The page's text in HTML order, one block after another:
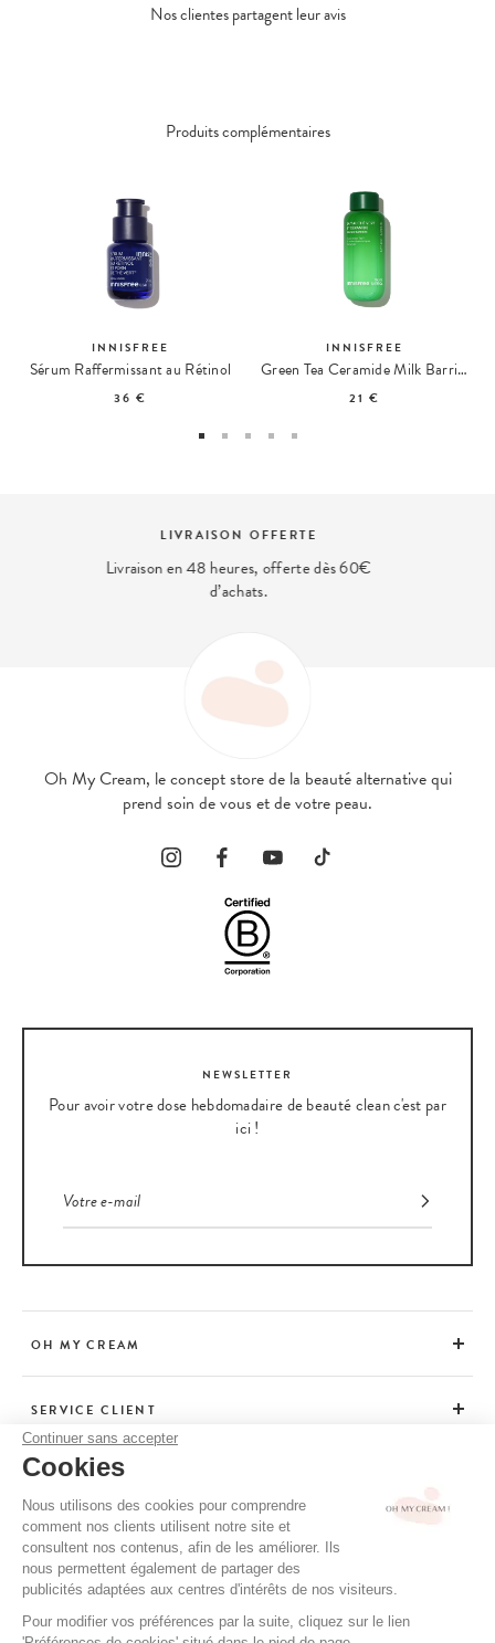
Continuer sans accepter
Cookies
Nous utilisons des cookies pour comprendre
comment nos clients utilisent notre site et
consultent nos contenus, afin de les améliorer. Ils
nous permettent également de partager des
publicités adaptées aux centres d'intérêts de nos visiteurs.
Pour modifier vos préférences par la suite, cliquez sur le lien
Nos clientes partagent leur avis
Produits complémentaires
INNISFREE
Sérum Raffermissant au Rétinol
36 €
INNISFREE
Green Tea Ceramide Milk Barrier Essence
21 €
PAIEMENT SÉCURISÉ
Et 4x sans frais disponible avec Paypal
Oh My Cream, le concept store de la beauté alternative qui
prend soin de vous et de votre peau.
NEWSLETTER
Pour avoir votre dose hebdomadaire de beauté clean c'est par
ici !
OH MY CREAM
SERVICE CLIENT
CONSEILS
CGV / CGU
MENTIONS LÉGALES
POLITIQUE DE CONFIDENTIALITÉ